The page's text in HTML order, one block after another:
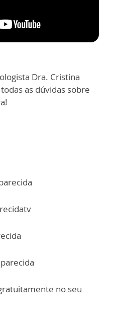
Dra. Cristina
as dúvidas sobre
no seu